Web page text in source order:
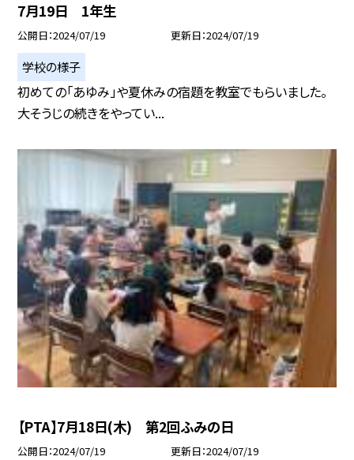
7月19日 1年生
公開日 2024/07/19 更新日 2024/07/19
学校の様子
初めての「あゆみ」や夏休みの宿題を教室でもらいました。
大そうじの続きをやってい...
【PTA】7月18日(木) 第2回ふみの日
公開日 2024/07/19 更新日 2024/07/19